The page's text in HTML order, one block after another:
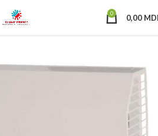
0 0,00